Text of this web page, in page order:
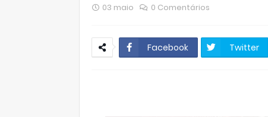
03 maio 0 Comentários
Facebook Twitter